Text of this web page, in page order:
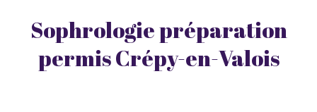
Sophrologie préparation
permis Crépy-en-Valois